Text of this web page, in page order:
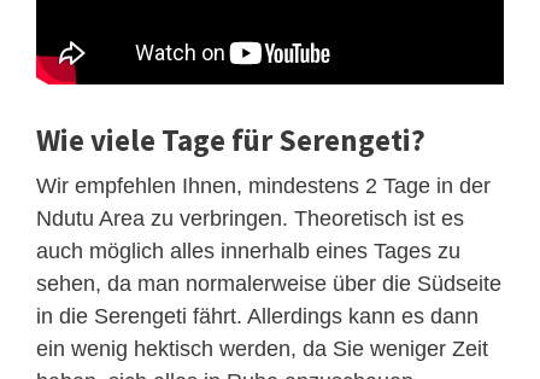
Wie viele Tage für Serengeti?
Wir empfehlen Ihnen, mindestens 2 Tage in der
Ndutu Area zu verbringen. Theoretisch ist es
auch möglich alles innerhalb eines Tages zu
sehen, da man normalerweise über die Südseite
in die Serengeti fährt. Allerdings kann es dann
ein wenig hektisch werden, da Sie weniger Zeit